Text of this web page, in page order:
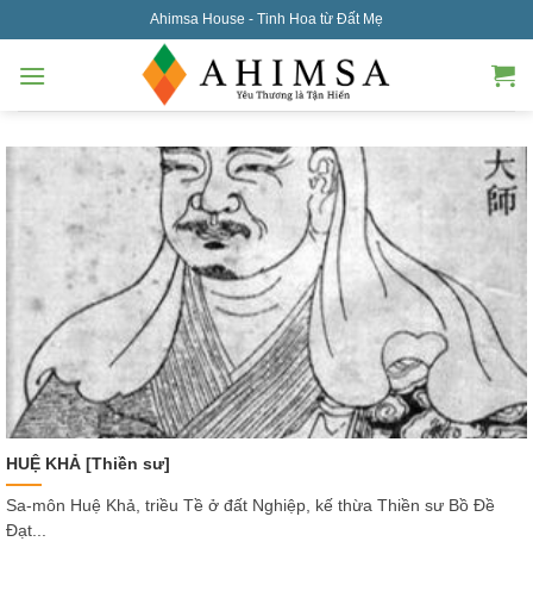
to
content
Ahimsa House - Tinh Hoa từ Đất Mẹ
HUỆ KHẢ [Thiền sư]
Sa-môn Huệ Khả, triều Tề ở đất Nghiệp, kế thừa Thiền sư Bồ Đề
Đạt...